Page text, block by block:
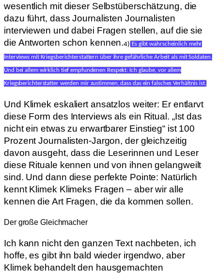
wesentlich mit dieser Selbstüberschätzung, die
dazu führt, dass Journalisten Journalisten
interviewen und dabei Fragen stellen, auf die sie
die Antworten schon kennen.4) Es gibt wahrscheinlich mehr
Interviews mit Kriegsberichterstattern über ihre gefährliche Arbeit als mit Soldaten.
Und bei allem wirklich tief empfundenen Respekt: Ich glaube, vor allem
Kriegsberichterstatter werden mir zustimmen, dass das ein falsches Verhältnis ist.
Und Klimek eskaliert ansatzlos weiter: Er entlarvt
diese Form des Interviews als ein Ritual. „Ist das
nicht ein etwas zu erwartbarer Einstieg“ ist 100
Prozent Journalisten-Jargon, der gleichzeitig
davon ausgeht, dass die Leserinnen und Leser
diese Rituale kennen und von ihnen gelangweilt
sind. Und dann diese perfekte Pointe: Natürlich
kennt Klimek Klimeks Fragen – aber wir alle
kennen die Art Fragen, die da kommen sollen.
Der große Gleichmacher
Ich kann nicht den ganzen Text nachbeten, ich
hoffe, es gibt ihn bald wieder irgendwo, aber
Klimek behandelt den hausgemachten